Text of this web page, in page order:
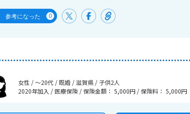
参考になった 0
女性 / ～20代 / 既婚 / 滋賀県 / 子供2人
2020年加入 / 医療保険 /保険金額： 5,000円 / 保険料： 5,000円